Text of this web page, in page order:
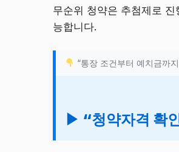
무순위 청약은 추첨제로
능합니다.
“통장 조건부터 예치금까
▶ “청약자격 확